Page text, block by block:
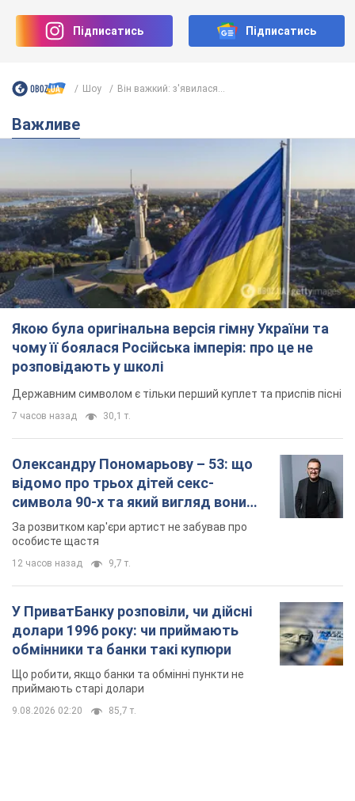
Підписатись Підписатись
Шоу Він важкий: з'явилася...
Важливе
Якою була оригінальна версія гімну України та
чому її боялася Російська імперія: про це не
розповідають у школі
Державним символом є тільки перший куплет та приспів пісні
7 часов назад 30,1 т.
Олександру Пономарьову – 53: що
відомо про трьох дітей секс-
символа 90-х та який вигляд вони
мають
За розвитком кар'єри артист не забував про
особисте щастя
12 часов назад 9,7 т.
У ПриватБанку розповіли, чи дійсні
долари 1996 року: чи приймають
обмінники та банки такі купюри
Що робити, якщо банки та обмінні пункти не
приймають старі долари
9.08.2026 02:20 85,7 т.